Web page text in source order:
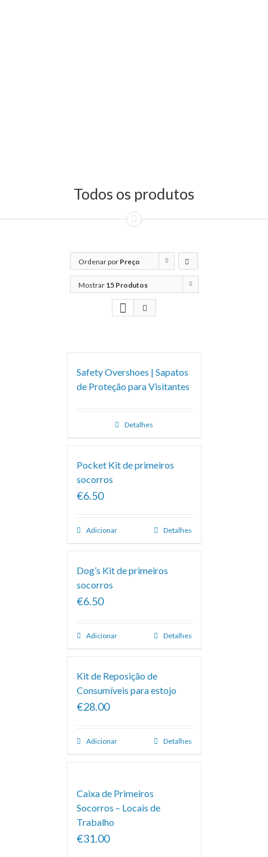
Todos os produtos
Ordenar por Preço
Mostrar 15 Produtos
Safety Overshoes | Sapatos
de Proteção para Visitantes
Detalhes
Pocket Kit de primeiros
socorros
€6.50
Adicionar Detalhes
Dog’s Kit de primeiros
socorros
€6.50
Adicionar Detalhes
Kit de Reposição de
Consumíveis para estojo
€28.00
Adicionar Detalhes
Caixa de Primeiros
Socorros – Locais de
Trabalho
€31.00